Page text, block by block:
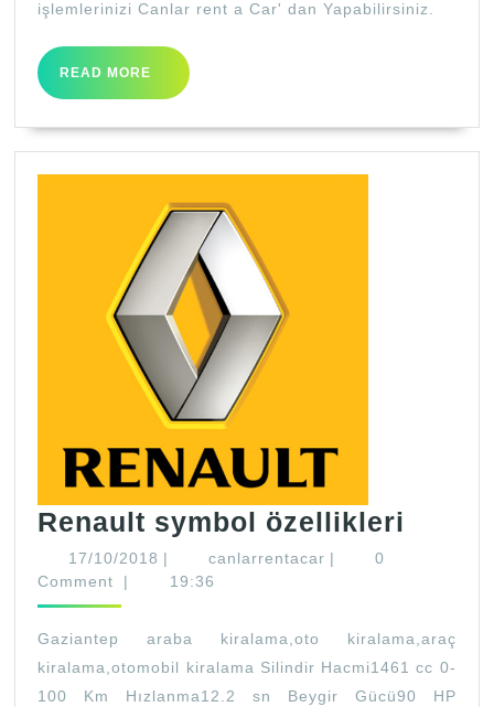
işlemlerinizi Canlar rent a Car' dan Yapabilirsiniz.
READ MORE
READ
MORE
Renault symbol özellikleri
17/10/2018 17/10/2018
| canlarrentacar canlarrentacar
|
0
Comment
| 19:36
Gaziantep araba kiralama,oto kiralama,araç
kiralama,otomobil kiralama Silindir Hacmi1461 cc 0-
100 Km Hızlanma12.2 sn Beygir Gücü90 HP